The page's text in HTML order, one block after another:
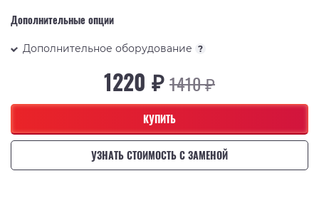
Дополнительные опции
Дополнительное оборудование ?
1220 ₽1410 ₽
КУПИТЬ
УЗНАТЬ СТОИМОСТЬ С ЗАМЕНОЙ